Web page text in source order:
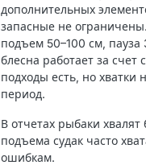
дополнительных
запасные не
подъем 50–100 см,
блесна работает за
подходы есть, но хватки
период.
В отчетах рыбаки
подъема судак часто
ошибкам.